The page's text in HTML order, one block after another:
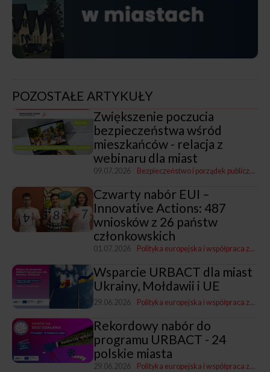
POZOSTAŁE ARTYKUŁY
Zwiększenie poczucia
bezpieczeństwa wśród
mieszkańców - relacja z
webinaru dla miast
09.07.2026 Bezpieczeństwo i porządek publiczny
Czwarty nabór EUI –
Innovative Actions: 487
wniosków z 26 państw
członkowskich
01.07.2026 Polityka europejska i współpraca zagraniczna
Wsparcie URBACT dla miast
Ukrainy, Mołdawii i UE
29.06.2026 Polityka europejska i współpraca zagraniczna
Rekordowy nabór do
programu URBACT - 24
polskie miasta
29.06.2026 Polityka europejska i współpraca zagraniczna